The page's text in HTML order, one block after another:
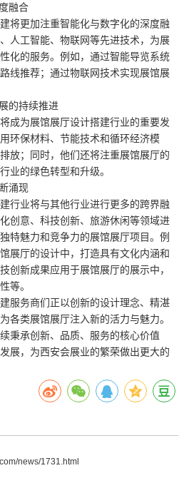
融合
更加注重智能化与数字化的深度融
人工智能、物联网等先进技术，为展
化的服务。例如，通过智能导览系统
线推荐；通过物联网技术实现展馆展
的持续推进
为展馆展厅设计搭建行业的重要发
环保材料、节能技术和循环经济模
放；同时，他们还将注重展馆展厅的
业的绿色转型和升级。
涌现
业将与其他行业进行更多的跨界融
创意、科技创新、旅游休闲等领域进
特魅力和竞争力的展馆展厅项目。例
展厅的设计中，打造具有文化内涵和
创新成果应用于展馆展厅的展示中，
等。
务商们正以创新的设计理念、精湛
各类展馆展厅注入新的活力与魅力。
秉承创新、品质、服务的核心价值
展，为西安会展业的繁荣做出更大的
news/1731.html